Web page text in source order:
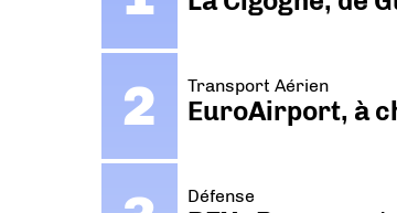
Transport Aérien
EuroAirport, à
Défense